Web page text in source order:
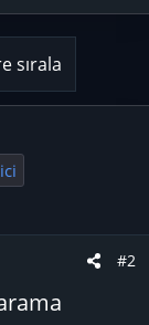
sırala
#2